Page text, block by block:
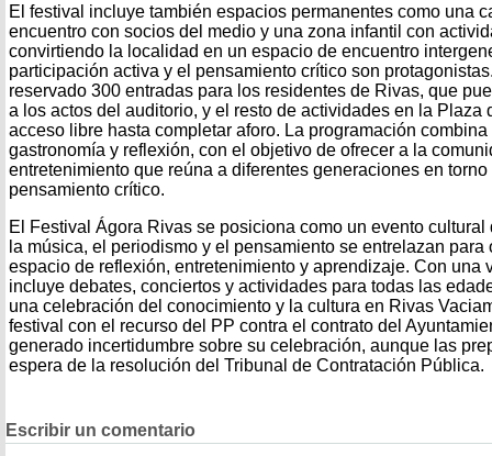
El festival incluye también espacios permanentes como una
encuentro con socios del medio y una zona infantil con
convirtiendo la localidad en un espacio de encuentro
participación activa y el pensamiento crítico son
reservado 300 entradas para los residentes de Rivas, que
a los actos del auditorio, y el resto de actividades en la Plaza
acceso libre hasta completar aforo. La programación
gastronomía y reflexión, con el objetivo de ofrecer a la
entretenimiento que reúna a diferentes generaciones en
pensamiento crítico.
El Festival Ágora Rivas se posiciona como un evento
la música, el periodismo y el pensamiento se entrelazan
espacio de reflexión, entretenimiento y aprendizaje. Con una
incluye debates, conciertos y actividades para todas las
una celebración del conocimiento y la cultura en Rivas
festival con el recurso del PP contra el contrato del
generado incertidumbre sobre su celebración, aunque las
espera de la resolución del Tribunal de Contratación Pública.
Escribir un comentario